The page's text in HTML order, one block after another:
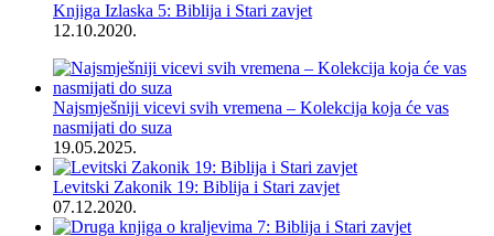
Knjiga Izlaska 5: Biblija i Stari zavjet
12.10.2020.
Najsmješniji vicevi svih vremena – Kolekcija koja će vas
nasmijati do suza
19.05.2025.
Levitski Zakonik 19: Biblija i Stari zavjet
07.12.2020.